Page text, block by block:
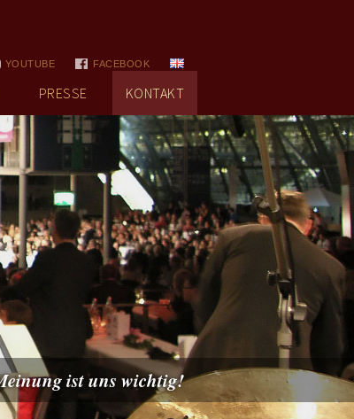
YOUTUBE FACEBOOK
PRESSE KONTAKT